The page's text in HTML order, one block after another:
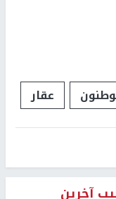
عقار
ويصيب آخرين